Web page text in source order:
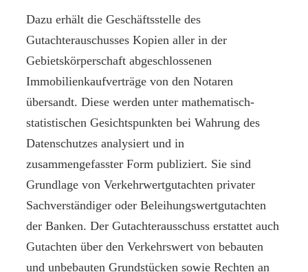
Dazu erhält die Geschäftsstelle des
Gutachterauschusses Kopien aller in der
Gebietskörperschaft abgeschlossenen
Immobilienkaufverträge von den Notaren
übersandt. Diese werden unter mathematisch-
statistischen Gesichtspunkten bei Wahrung des
Datenschutzes analysiert und in
zusammengefasster Form publiziert. Sie sind
Grundlage von Verkehrwertgutachten privater
Sachverständiger oder Beleihungswertgutachten
der Banken. Der Gutachterausschuss erstattet auch
Gutachten über den Verkehrswert von bebauten
und unbebauten Grundstücken sowie Rechten an